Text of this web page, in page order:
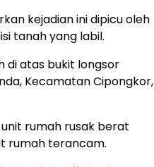
kejadian ini dipicu oleh
tanah yang labil.
di atas bukit longsor
Kecamatan Cipongkor,
rumah rusak berat
rumah terancam.